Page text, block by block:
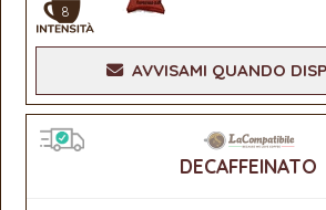
8
AVVISAMI QUANDO
DECAFFEINATO